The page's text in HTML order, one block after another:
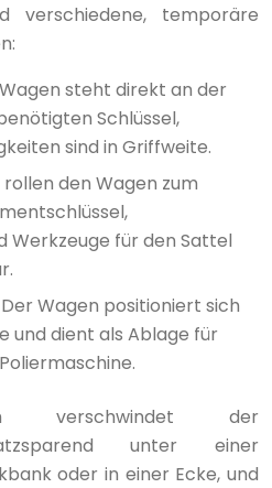
verschiedene, temporäre
steht direkt an der
Schlüssel,
sind in Griffweite.
rollen den Wagen zum
Werkzeuge für den Sattel
Der Wagen positioniert sich
und dient als Ablage für
verschwindet der
unter einer
oder in einer Ecke, und